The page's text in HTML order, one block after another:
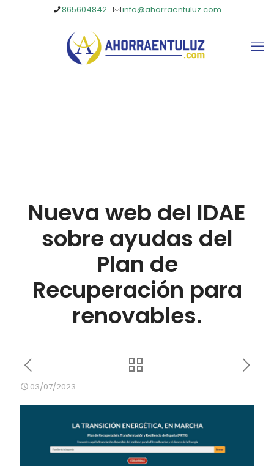
865604842 info@ahorraentuluz.com
Nueva web del IDAE
sobre ayudas del
Plan de
Recuperación para
renovables.
03/07/2023